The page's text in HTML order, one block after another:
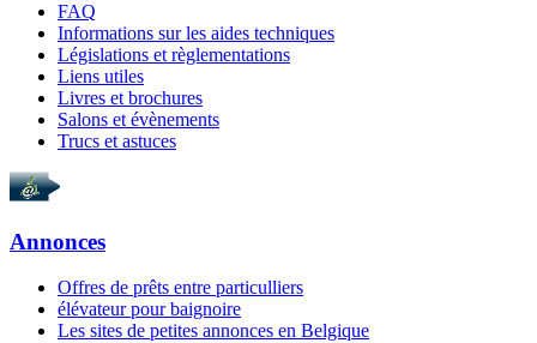
FAQ
Informations sur les aides techniques
Législations et règlementations
Liens utiles
Livres et brochures
Salons et évènements
Trucs et astuces
Annonces
Offres de prêts entre particulliers
élévateur pour baignoire
Les sites de petites annonces en Belgique